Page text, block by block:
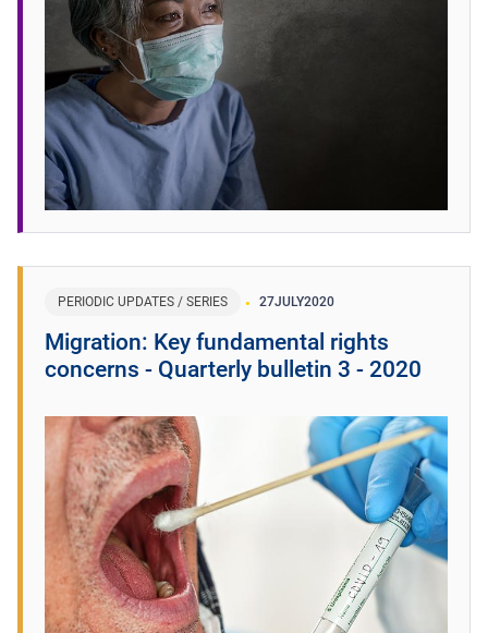
PERIODIC UPDATES / SERIES 27JULY2020
Migration: Key fundamental rights
concerns - Quarterly bulletin 3 - 2020